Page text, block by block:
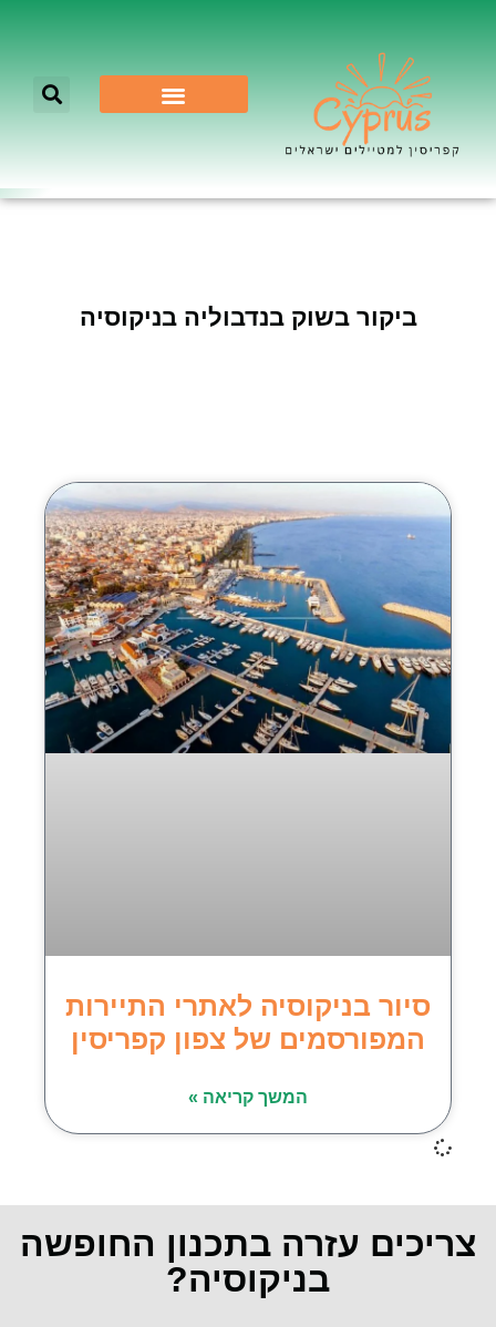
ביקור בשוק בנדבוליה בניקוסיה
סיור בניקוסיה לאתרי התיירות
המפורסמים של צפון קפריסין
המשך קריאה »
צריכים עזרה בתכנון החופשה
בניקוסיה?